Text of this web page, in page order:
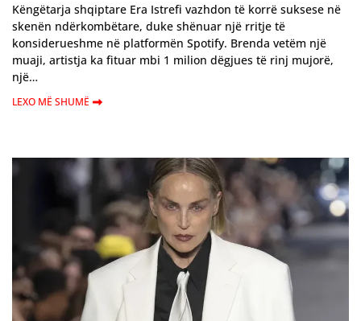
Këngëtarja shqiptare Era Istrefi vazhdon të korrë suksese në
skenën ndërkombëtare, duke shënuar një rritje të
konsiderueshme në platformën Spotify. Brenda vetëm një
muaji, artistja ka fituar mbi 1 milion dëgjues të rinj mujorë,
një…
LEXO MË SHUMË